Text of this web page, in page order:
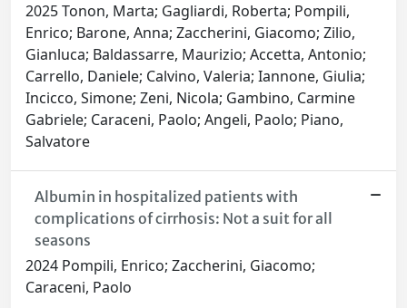
2025 Tonon, Marta; Gagliardi, Roberta; Pompili,
Enrico; Barone, Anna; Zaccherini, Giacomo; Zilio,
Gianluca; Baldassarre, Maurizio; Accetta, Antonio;
Carrello, Daniele; Calvino, Valeria; Iannone, Giulia;
Incicco, Simone; Zeni, Nicola; Gambino, Carmine
Gabriele; Caraceni, Paolo; Angeli, Paolo; Piano,
Salvatore
Albumin in hospitalized patients with
complications of cirrhosis: Not a suit for all
seasons
2024 Pompili, Enrico; Zaccherini, Giacomo;
Caraceni, Paolo